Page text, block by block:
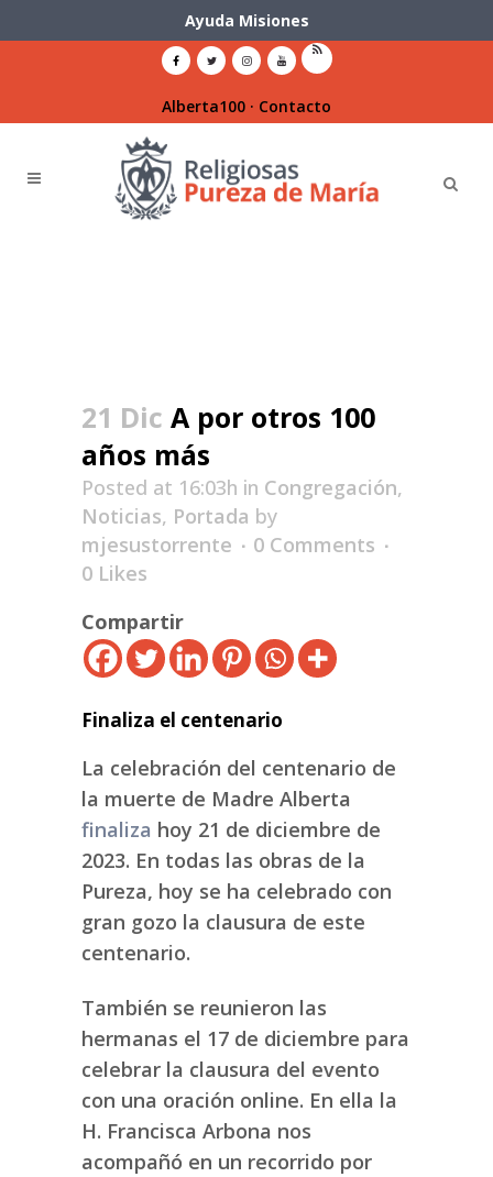
Ayuda Misiones
Alberta100 · Contacto
21 Dic A por otros 100
años más
Posted at 16:03h in Congregación,
Noticias, Portada by
mjesustorrente
0 Comments
0 Likes
Compartir
Finaliza el centenario
La celebración del centenario de
la muerte de Madre Alberta
finaliza hoy 21 de diciembre de
2023. En todas las obras de la
Pureza, hoy se ha celebrado con
gran gozo la clausura de este
centenario.
También se reunieron las
hermanas el 17 de diciembre para
celebrar la clausura del evento
con una oración online. En ella la
H. Francisca Arbona nos
acompañó en un recorrido por